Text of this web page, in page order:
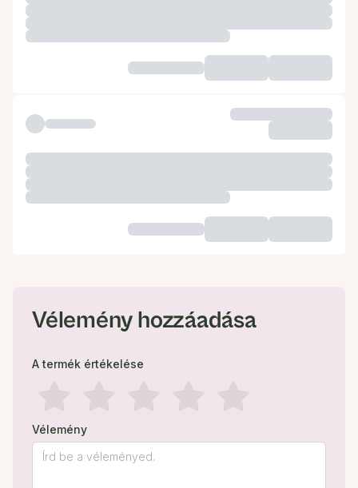
Vélemény hozzáadása
A termék értékelése
Vélemény